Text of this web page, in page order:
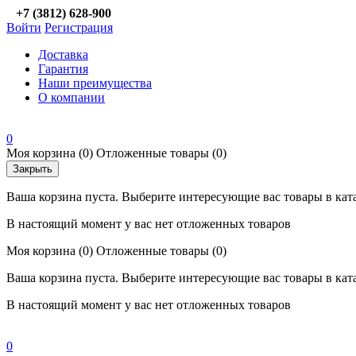
+7 (3812) 628-900
Войти Регистрация
Доставка
Гарантия
Наши преимущества
О компании
0
Моя корзина (0) Отложенные товары (0)
Закрыть
Ваша корзина пуста. Выберите интересующие вас товары в
В настоящий момент у вас нет отложенных товаров
Моя корзина (0) Отложенные товары (0)
Ваша корзина пуста. Выберите интересующие вас товары в
В настоящий момент у вас нет отложенных товаров
0